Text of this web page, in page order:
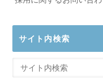
サイト内検索